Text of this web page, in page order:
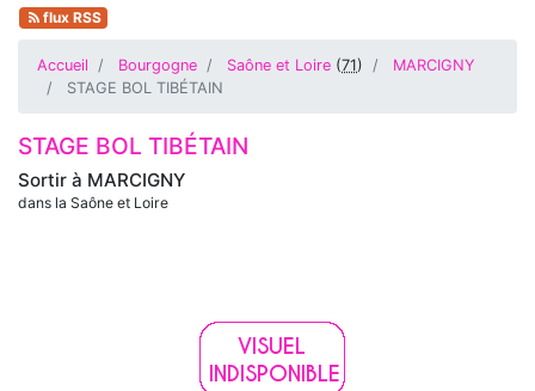
flux RSS
Accueil Bourgogne Saône et Loire (71)
MARCIGNY
STAGE BOL TIBÉTAIN
Sortir à MARCIGNY
dans la Saône et Loire
STAGE BOL TIBÉTAIN